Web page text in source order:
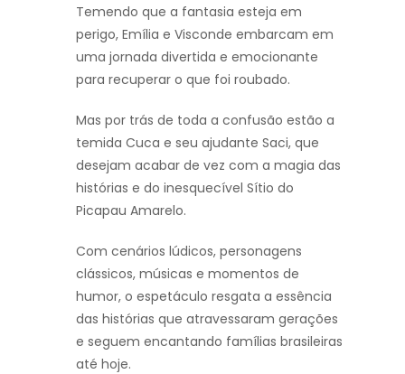
Temendo que a fantasia esteja em
perigo, Emília e Visconde embarcam em
uma jornada divertida e emocionante
para recuperar o que foi roubado.
Mas por trás de toda a confusão estão a
temida Cuca e seu ajudante Saci, que
desejam acabar de vez com a magia das
histórias e do inesquecível Sítio do
Picapau Amarelo.
Com cenários lúdicos, personagens
clássicos, músicas e momentos de
humor, o espetáculo resgata a essência
das histórias que atravessaram gerações
e seguem encantando famílias brasileiras
até hoje.